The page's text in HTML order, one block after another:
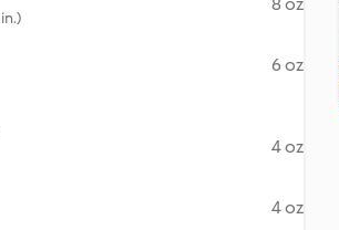
6 oz
4 oz
4 oz